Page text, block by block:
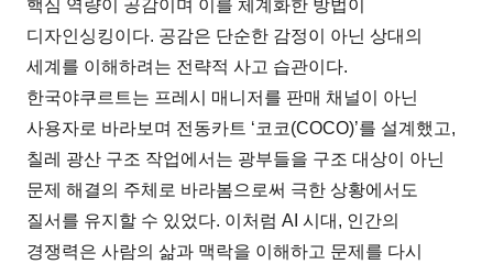
핵심 역량이 공감이며 이를 체계화한 방법이
디자인싱킹이다. 공감은 단순한 감정이 아닌 상대의
세계를 이해하려는 전략적 사고 습관이다.
한국야쿠르트는 프레시 매니저를 판매 채널이 아닌
사용자로 바라보며 전동카트 ‘코코(COCO)’를 설계했고,
칠레 광산 구조 작업에서는 광부들을 구조 대상이 아닌
문제 해결의 주체로 바라봄으로써 극한 상황에서도
질서를 유지할 수 있었다. 이처럼 AI 시대, 인간의
경쟁력은 사람의 삶과 맥락을 이해하고 문제를 다시